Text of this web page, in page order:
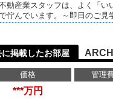
不動産業スタッフは、よく「
佇んでいます。～即日のご
掲載したお部屋
価格 管理
***万円